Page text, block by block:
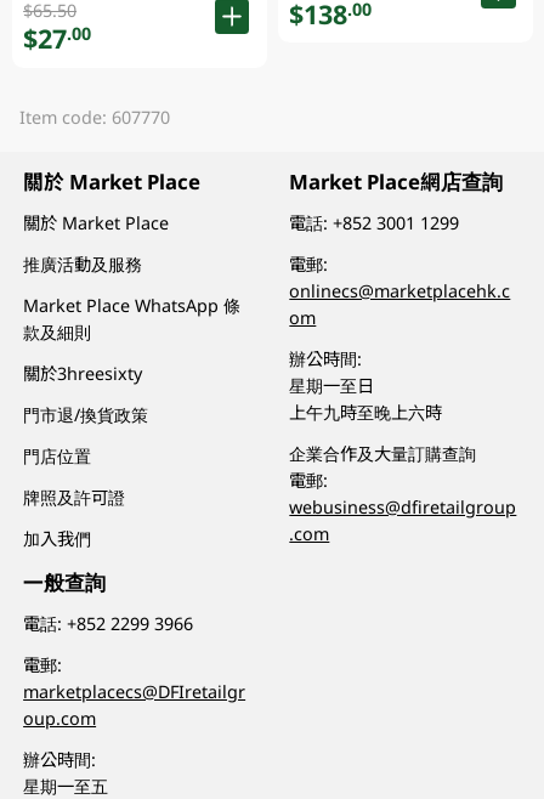
$65.50
$27.00
$138.00
Item code: 607770
關於 Market Place
關於 Market Place
推廣活動及服務
Market Place WhatsApp 條
款及細則
關於3hreesixty
門市退/換貨政策
門店位置
牌照及許可證
加入我們
一般查詢
電話:+852 2299 3966
電郵:
marketplacecs@DFIretailgr
oup.com
辦公時間:
星期一至五
Market Place網店查詢
電話:+852 3001 1299
電郵:
onlinecs@marketplacehk.c
om
辦公時間:
星期一至日
上午九時至晚上六時
企業合作及大量訂購查詢
電郵:
webusiness@dfiretailgroup
.com